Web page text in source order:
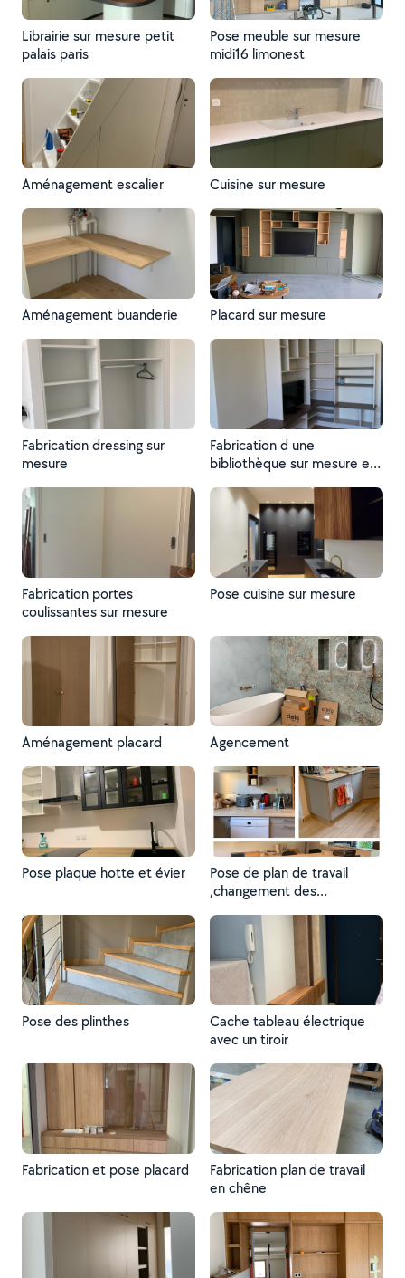
Librairie sur mesure petit
palais paris
Pose meuble sur mesure
midi16 limonest
Aménagement escalier Cuisine sur mesure
Aménagement buanderie Placard sur mesure
Fabrication dressing sur
mesure
Fabrication d une
bibliothèque sur mesure en
Fabrication portes
coulissantes sur mesure
Pose cuisine sur mesure
Aménagement placard Agencement
Pose plaque hotte et évier
Pose de plan de travail
,changement des
sur mesure et pose table
sur 2 pied
Pose des plinthes
Cache tableau électrique
avec un tiroir
Fabrication et pose placard
Fabrication plan de travail
en chêne